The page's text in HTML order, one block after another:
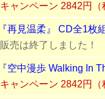
キャンペーン 2842円（
『再見温柔』 CD全1枚
販売は終了しました！
『空中漫歩 Walking In
キャンペーン 2842円（